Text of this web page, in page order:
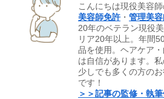
こんにちは現役美容
美容師免許 ・管理美
20年のベテラン現役
リア20年以上。年間
品を使用。ヘアケア
は自信があります。
少しでも多くの方の
です！
＞＞記事の監修・執